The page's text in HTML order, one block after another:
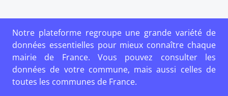
Notre plateforme regroupe une grande variété de
données essentielles pour mieux connaître chaque
mairie de France. Vous pouvez consulter les
données de votre commune, mais aussi celles de
toutes les communes de France.